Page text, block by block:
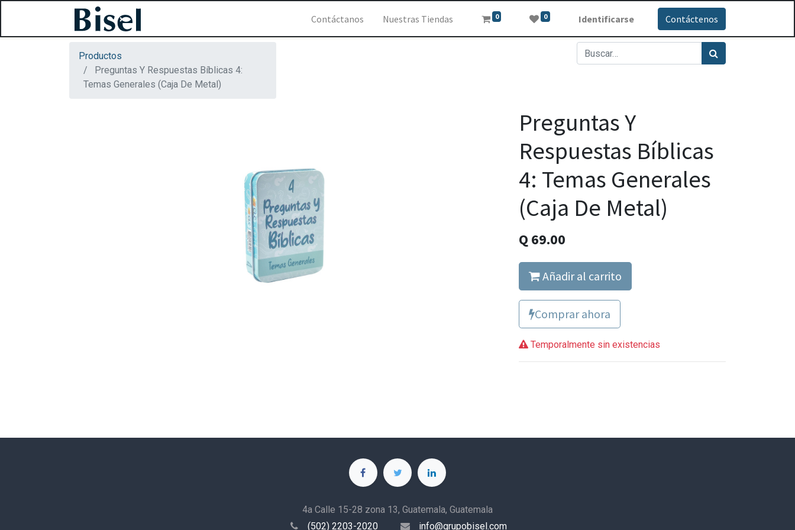
Contáctanos Nuestras Tiendas 0 0 Identificarse Contáctenos
Productos
Preguntas Y Respuestas Bíblicas 4:
Temas Generales (Caja De Metal)
Preguntas Y
Respuestas Bíblicas
4: Temas Generales
(Caja De Metal)
Q 69.00
Añadir al carrito
Comprar ahora
Temporalmente sin existencias
4a Calle 15-28 zona 13, Guatemala, Guatemala
(502) 2203-2020
info@grupobisel.com